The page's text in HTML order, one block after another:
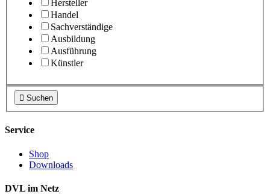
Hersteller
Handel
Sachverständige
Ausbildung
Ausführung
Künstler
 Suchen
Service
Shop
Downloads
DVL im Netz